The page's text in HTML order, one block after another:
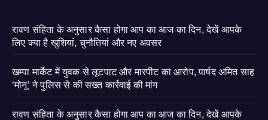
रावण संहिता के अनुसार कैसा होगा आप का आज का दिन, देखें आपके
लिए क्या है खुशियां, चुनौतियां और नए अवसर
खम्पा मार्केट में युवक से लूटपाट और मारपीट का आरोप, पार्षद अमित साह
‘मोनू’ ने पुलिस से की सख्त कार्रवाई की मांग
रावण संहिता के अनुसार कैसा होगा आप का आज का दिन, देखें आपके